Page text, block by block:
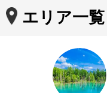
エリア一覧